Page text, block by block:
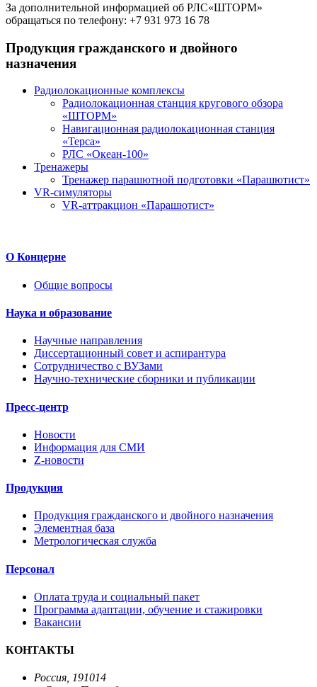
За дополнительной информацией об РЛС«ШТОРМ»
обращаться по телефону: +7 931 973 16 78
Продукция гражданского и двойного
назначения
Радиолокационные комплексы
Радиолокационная станция кругового обзора
«ШТОРМ»
Навигационная радиолокационная станция
«Терса»
РЛС «Океан-100»
Тренажеры
Тренажер парашютной подготовки «Парашютист»
VR-симуляторы
VR-аттракцион «Парашютист»
О Концерне
Общие вопросы
Наука и образование
Научные направления
Диссертационный совет и аспирантура
Сотрудничество с ВУЗами
Научно-технические сборники и публикации
Пресс-центр
Новости
Информация для СМИ
Z-новости
Продукция
Продукция гражданского и двойного назначения
Элементная база
Метрологическая служба
Персонал
Оплата труда и социальный пакет
Программа адаптации, обучение и стажировки
Вакансии
КОНТАКТЫ
Россия, 191014